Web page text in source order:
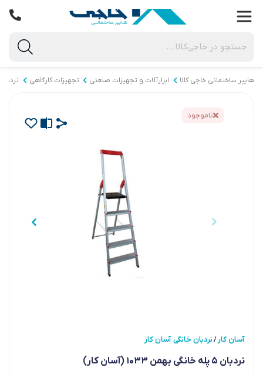
هایپر ساختمانی خاجی‌ کالا ابزارآلات و تجهیزات صنعتی تجهیزات کارگاهی نردبان
ناموجود
آسان کار /نردبان خانگی آسان کار
‏نردبان 5 پله خانگی بهمن 1033 (آسان کار)